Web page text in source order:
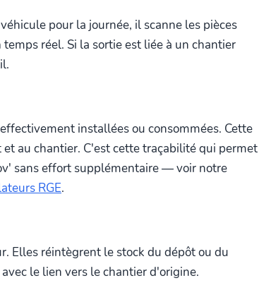
pour la journée, il scanne les pièces
réel. Si la sortie est liée à un chantier
installées ou consommées. Cette
au chantier. C'est cette traçabilité qui permet
sans effort supplémentaire — voir notre
RGE.
Elles réintègrent le stock du dépôt ou du
le lien vers le chantier d'origine.